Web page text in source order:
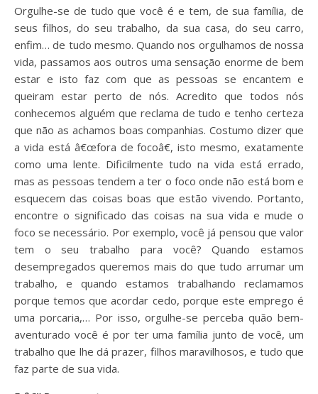
Orgulhe-se de tudo que você é e tem, de sua família, de
seus filhos, do seu trabalho, da sua casa, do seu carro,
enfim… de tudo mesmo. Quando nos orgulhamos de nossa
vida, passamos aos outros uma sensação enorme de bem
estar e isto faz com que as pessoas se encantem e
queiram estar perto de nós. Acredito que todos nós
conhecemos alguém que reclama de tudo e tenho certeza
que não as achamos boas companhias. Costumo dizer que
a vida está â€œfora de focoâ€, isto mesmo, exatamente
como uma lente. Dificilmente tudo na vida está errado,
mas as pessoas tendem a ter o foco onde não está bom e
esquecem das coisas boas que estão vivendo. Portanto,
encontre o significado das coisas na sua vida e mude o
foco se necessário. Por exemplo, você já pensou que valor
tem o seu trabalho para você? Quando estamos
desempregados queremos mais do que tudo arrumar um
trabalho, e quando estamos trabalhando reclamamos
porque temos que acordar cedo, porque este emprego é
uma porcaria,… Por isso, orgulhe-se perceba quão bem-
aventurado você é por ter uma família junto de você, um
trabalho que lhe dá prazer, filhos maravilhosos, e tudo que
faz parte de sua vida.